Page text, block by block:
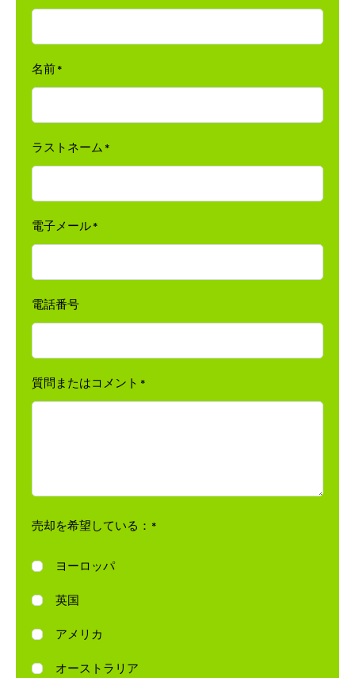
名前*
ラストネーム *
電子メール*
電話番号
質問またはコメント *
売却を希望している： *
ヨーロッパ
英国
アメリカ
オーストラリア